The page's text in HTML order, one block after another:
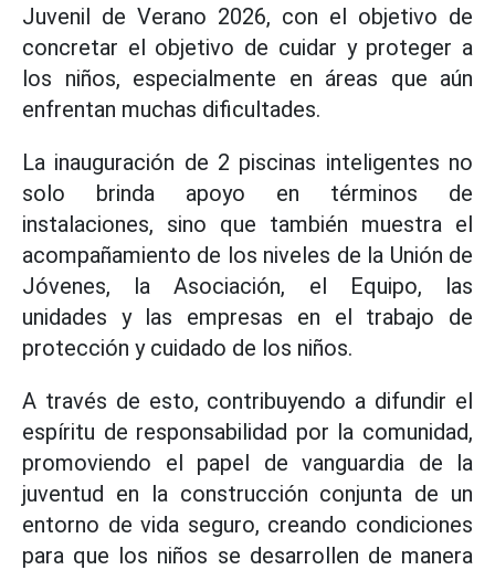
Juvenil de Verano 2026, con el objetivo de
concretar el objetivo de cuidar y proteger a
los niños, especialmente en áreas que aún
enfrentan muchas dificultades.
La inauguración de 2 piscinas inteligentes no
solo brinda apoyo en términos de
instalaciones, sino que también muestra el
acompañamiento de los niveles de la Unión de
Jóvenes, la Asociación, el Equipo, las
unidades y las empresas en el trabajo de
protección y cuidado de los niños.
A través de esto, contribuyendo a difundir el
espíritu de responsabilidad por la comunidad,
promoviendo el papel de vanguardia de la
juventud en la construcción conjunta de un
entorno de vida seguro, creando condiciones
para que los niños se desarrollen de manera